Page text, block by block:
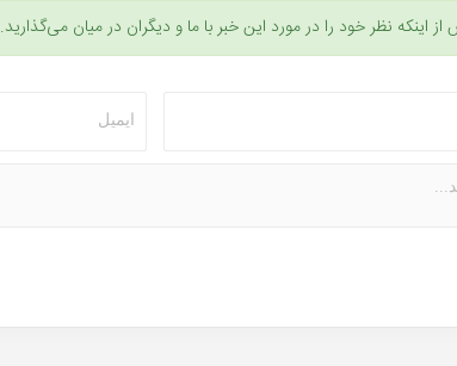
از اینکه نظر خود را در مورد این خبر با ما و دیگران در میان می‌گذارید.